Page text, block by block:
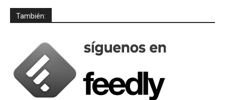
También: